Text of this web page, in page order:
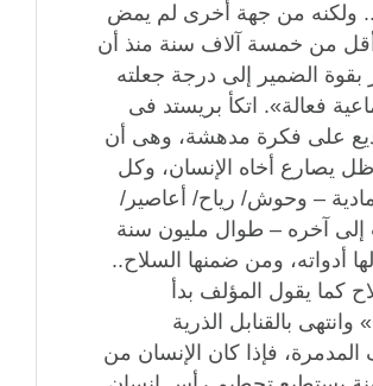
ولكنه من جهة أخرى لم يمض
أقل من خمسة آلاف سنة منذ أن
بقوة الضمير إلى درجة جعلته
فعالة». اتكأ بريستد فى
على فكرة مدهشة، وهى أن
ظل يصارع أخاه الإنسان، وكل
– وحوش/ رياح/ أعاصير/
إلى آخره – طوال مليون سنة
أدواته، ومن ضمنها السلاح..
كما يقول المؤلف بدأ
وانتهى بالقنابل الذرية
المدمرة، فإذا كان الإنسان من